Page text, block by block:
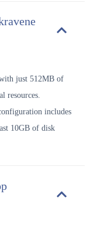
just 512MB of
resources.
includes
10GB of disk